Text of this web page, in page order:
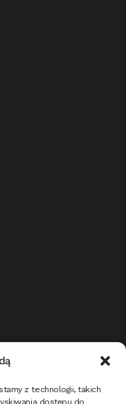
z technologii, takich
dostępu do
dobra